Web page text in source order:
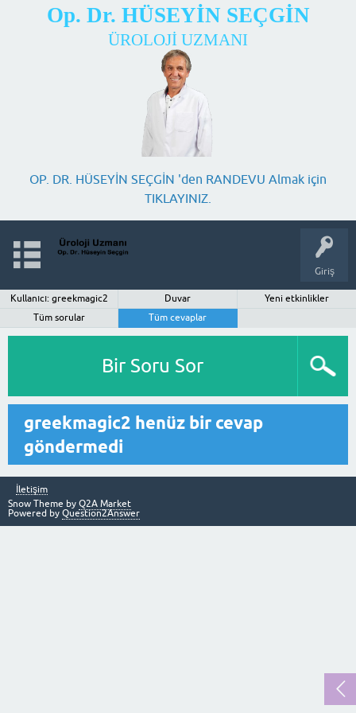
Op. Dr. HÜSEYİN SEÇGİN
ÜROLOJİ UZMANI
OP. DR. HÜSEYİN SEÇGİN 'den RANDEVU Almak için
TIKLAYINIZ.
Giriş
Kullanıcı: greekmagic2 Duvar
Yeni etkinlikler
Tüm sorular
Tüm cevaplar
Bir Soru Sor
greekmagic2 henüz bir cevap
göndermedi
İletişim
Snow Theme by Q2A Market
Powered by Question2Answer